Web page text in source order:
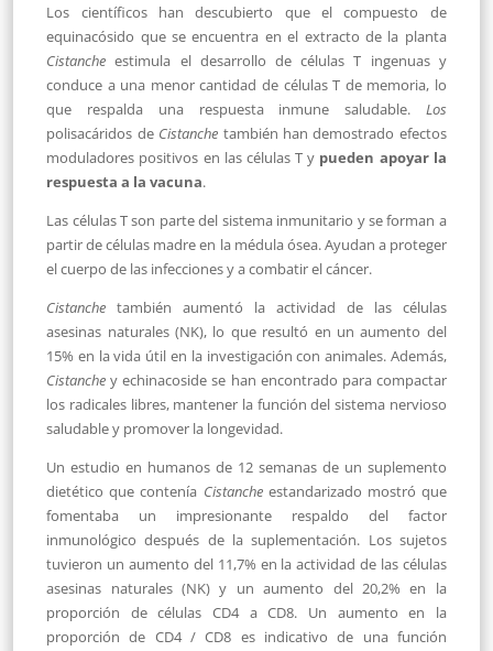
Los científicos han descubierto que el compuesto de
equinacósido que se encuentra en el extracto de la planta
Cistanche estimula el desarrollo de células T ingenuas y
conduce a una menor cantidad de células T de memoria, lo
que respalda una respuesta inmune saludable. Los
polisacáridos de Cistanche también han demostrado efectos
moduladores positivos en las células T y pueden apoyar la
respuesta a la vacuna.
Las células T son parte del sistema inmunitario y se forman a
partir de células madre en la médula ósea. Ayudan a proteger
el cuerpo de las infecciones y a combatir el cáncer.
Cistanche también aumentó la actividad de las células
asesinas naturales (NK), lo que resultó en un aumento del
15% en la vida útil en la investigación con animales. Además,
Cistanche y echinacoside se han encontrado para compactar
los radicales libres, mantener la función del sistema nervioso
saludable y promover la longevidad.
Un estudio en humanos de 12 semanas de un suplemento
dietético que contenía Cistancheestandarizado mostró que
fomentaba un impresionante respaldo del factor
inmunológico después de la suplementación. Los sujetos
tuvieron un aumento del 11,7% en la actividad de las células
asesinas naturales (NK) y un aumento del 20,2% en la
proporción de células CD4 a CD8. Un aumento en la
proporción de CD4 / CD8 es indicativo de una función